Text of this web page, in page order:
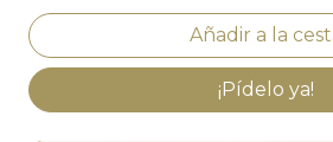
¡Pídelo ya!